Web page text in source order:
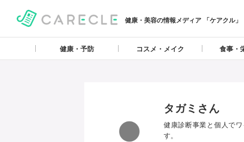
健康・美容の情報メディア 「ケアクル」
健康・予防 コスメ・メイク 食事・
タガミさん
健康診断事業と個人で
す。